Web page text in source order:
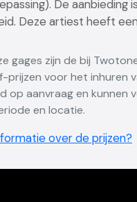
De aanbieding
Deze artiest heeft
gages zijn de bij
prijzen voor het inhuren
op aanvraag en kunnen
en locatie.
over de prijzen?